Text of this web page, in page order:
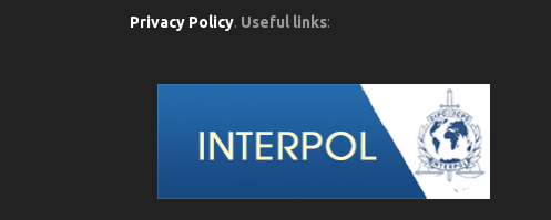
Privacy Policy. Useful links: